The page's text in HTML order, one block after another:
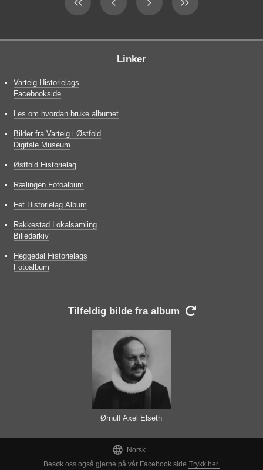
Linker
Varteig Historielags
Facebookside
Les om hvordan bruke albumet
Bilder fra Varteig i Østfold
Digitale Museum
Østfold Historielag
Rælingen Fotoalbum
Fet Historielag Album
Rakkestad Lokalsamling
Billedarkiv
Heggedal Historielags
Fotoalbum
Tilfeldig bilde fra album 
Ørnulf Axel Elseth

Norsk
Besøk oss også gjerne på vår Facebook side Trykk her.